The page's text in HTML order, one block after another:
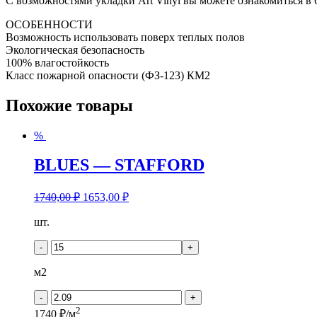
ОСОБЕННОСТИ
Возможность использовать поверх теплых полов
Экологическая безопасность
100% влагостойкость
Класс пожарной опасности (ФЗ-123) КМ2
Похожие товары
%
BLUES — STAFFORD
1740,00₽ 1653,00 ₽
Количество
BLUES
STAFFORD
шт.
- +
м2
- +
1740 ₽/м2